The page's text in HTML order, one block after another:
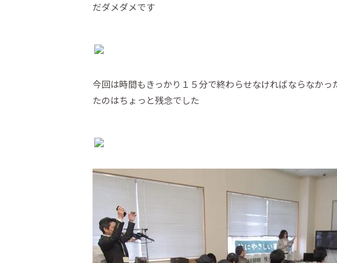
だダメダメです
今回は時間もきっかり１５分で終わらせなければならなかっ
たのはちょっと残念でした